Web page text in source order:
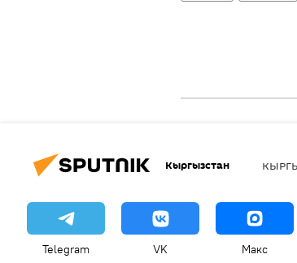
Кыргызстан
Telegram VK Макс